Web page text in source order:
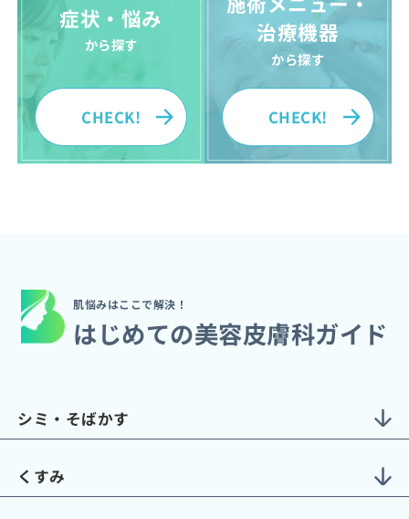
症状・悩み
から探す
CHECK!
治療機器
から探す
CHECK!
肌悩みはここで解決！
はじめての美容皮膚科ガイド
シミ・そばかす
くすみ